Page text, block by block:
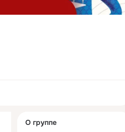
колонка
О группе